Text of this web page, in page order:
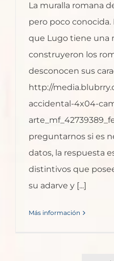
La muralla romana
pero poco
que Lugo tiene una
construyeron los
desconocen sus
http://
accidental-4x04-
preguntarnos si es
datos, la respuesta
distintivos que
su adarve y [...]
Más información